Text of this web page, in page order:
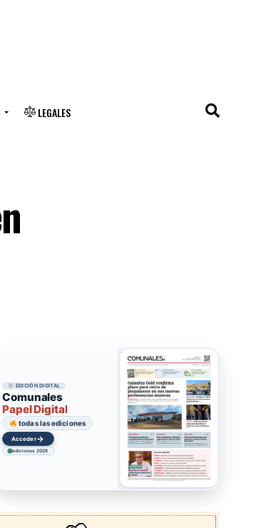
LEGALES
EDICIÓN DIGITAL
Comunales
Papel Digital
todas las ediciones
Acceder→
ediciones 2026